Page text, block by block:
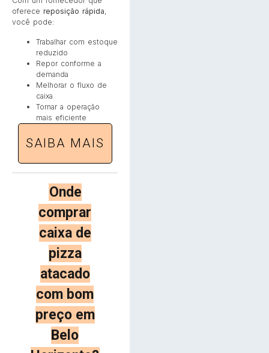
oferece reposição rápida,
você pode:
Trabalhar com estoque
reduzido
Repor conforme a
demanda
Melhorar o fluxo de
caixa
Tornar a operação
mais eficiente
SAIBA MAIS
Onde
comprar
caixa de
pizza
atacado
com bom
preço em
Belo